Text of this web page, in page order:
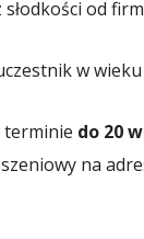
od
w
terminie do 20
na